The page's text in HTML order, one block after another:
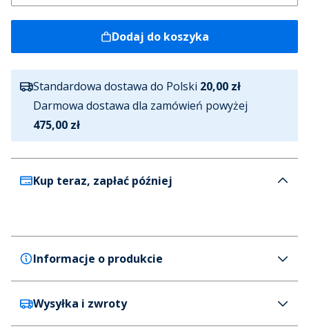
Dodaj do koszyka
Standardowa dostawa do Polski 20,00 zł
Darmowa dostawa dla zamówień powyżej
475,00 zł
Kup teraz, zapłać później
Informacje o produkcie
Puma
Puma Softride Wired 2 sneakersy dla niego kolor
Wysyłka i zwroty